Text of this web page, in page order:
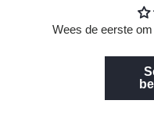
Wees de eerste